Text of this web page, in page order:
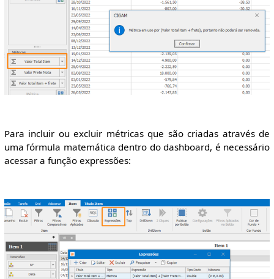
Para incluir ou excluir métricas que são criadas através de
uma fórmula matemática dentro do dashboard, é necessário
acessar a função expressões: